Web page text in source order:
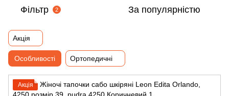
Фільтр 2 За популярністю
Акція
Особливості Ортопедичні
Акція